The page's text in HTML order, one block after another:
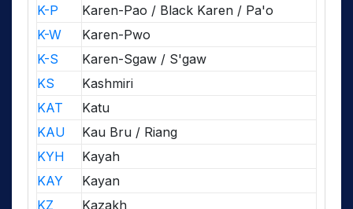
K-P
Karen-Pao / Black Karen / Pa'o
K-W
Karen-Pwo
K-S
Karen-Sgaw / S'gaw
KS
Kashmiri
KAT
Katu
KAU
Kau Bru / Riang
KYH
Kayah
KAY
Kayan
KZ
Kazakh